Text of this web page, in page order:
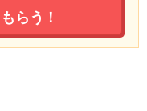
らう！